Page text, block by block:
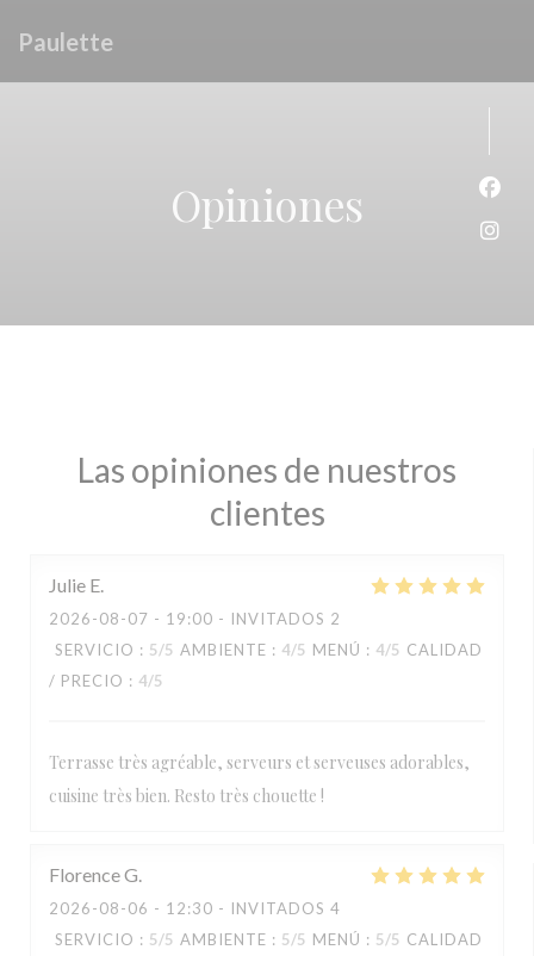
Paulette
Opiniones
Las opiniones de nuestros
clientes
Julie E
2026-08-07 - 19:00 - INVITADOS 2
SERVICIO : 5/5 AMBIENTE : 4/5 MENÚ : 4/5 CALIDAD
/ PRECIO : 4/5
Terrasse très agréable, serveurs et serveuses adorables,
cuisine très bien. Resto très chouette !
FlorenceG
2026-08-06 - 12:30 - INVITADOS 4
SERVICIO : 5/5 AMBIENTE : 5/5 MENÚ : 5/5 CALIDAD